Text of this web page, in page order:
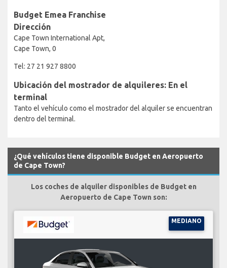
Budget Emea Franchise
Dirección
Cape Town International Apt,
Cape Town, 0
Tel: 27 21 927 8800
Ubicación del mostrador de alquileres: En el
terminal
Tanto el vehículo como el mostrador del alquiler se encuentran
dentro del terminal.
¿Qué vehículos tiene disponible Budget en Aeropuerto
de Cape Town?
Los coches de alquiler disponibles de Budget en
Aeropuerto de Cape Town son:
MEDIANO